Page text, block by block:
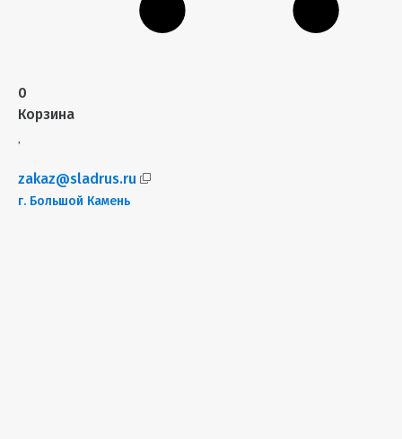
0
Корзина
zakaz@sladrus.ru
г. Большой Камень